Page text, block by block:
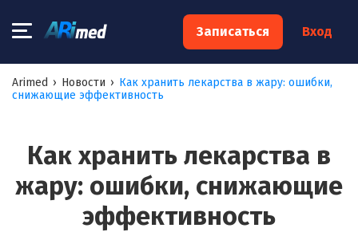
Записаться Вход
Arimed › Новости › Как хранить лекарства в жару: ошибки,
снижающие эффективность
Как хранить лекарства в
жару: ошибки, снижающие
эффективность
×
Запишитесь на консультацию к
специалисту
Ваш телефон:*